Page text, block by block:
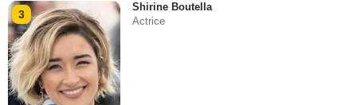
3
Shirine Boutella
Actrice